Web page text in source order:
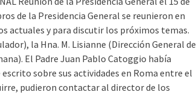
de la Presidencia General se reunieron en
actuales y para discutir los próximos temas.
la Hna. M. Lisianne (Dirección General de
El Padre Juan Pablo Catoggio había
sobre sus actividades en Roma entre el
pudieron contactar al director de los